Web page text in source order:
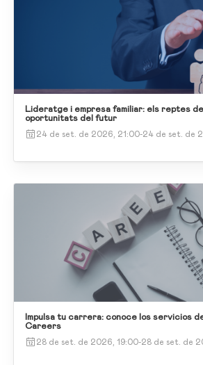
Lideratge i empresa familiar: els reptes
oportunitats del futur
24 de set. de 2026, 21:00-24 de set. de
Impulsa tu carrera: conoce los servicios
Careers
28 de set. de 2026, 19:00-28 de set. de